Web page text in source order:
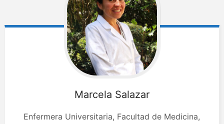
Marcela Salazar
Enfermera Universitaria, Facultad de Medicina,